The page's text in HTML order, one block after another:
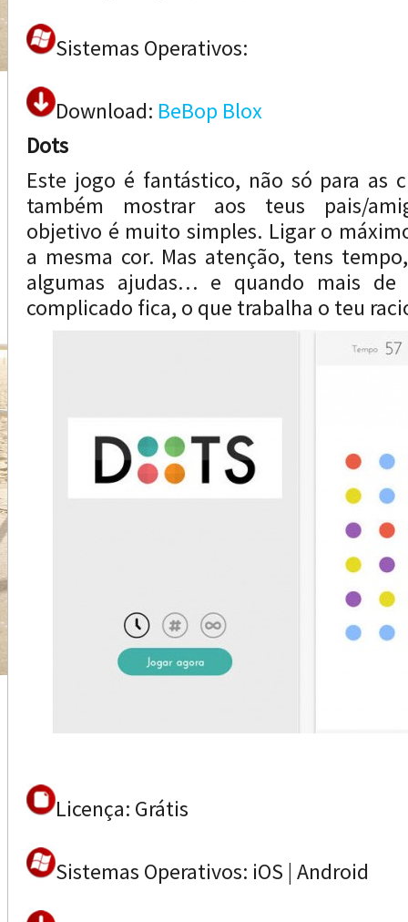
Sistemas Operativos:
Download: BeBop Blox
Dots
Este jogo é fantástico, não só para as
também mostrar aos teus pais/
objetivo é muito simples. Ligar o
a mesma cor. Mas atenção, tens
algumas ajudas… e quando mais de
complicado fica, o que trabalha o teu
Licença: Grátis
Sistemas Operativos: iOS | Android